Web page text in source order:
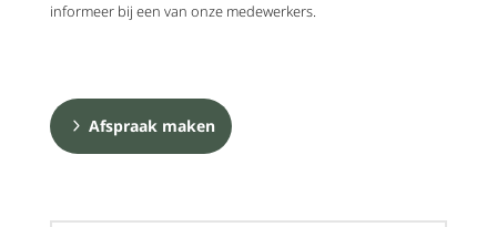
informeer bij een van onze medewerkers.
Afspraak maken